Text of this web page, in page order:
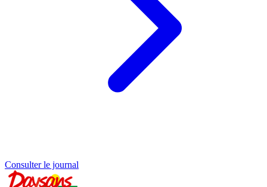
Consulter le journal